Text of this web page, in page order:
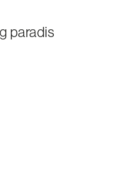
paradis